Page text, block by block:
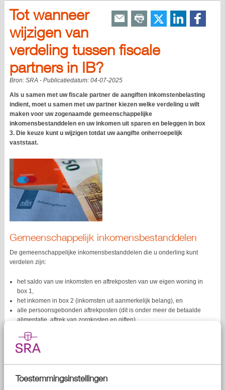
Toestemmingsinstellingen
Tot wanneer
wijzigen van
verdeling tussen fiscale
partners in IB?
Bron: SRA- Publicatiedatum: 04-07-2025
Als u samen met uw fiscale partner de aangiften inkomstenbelasting
indient, moet u samen met uw partner kiezen welke verdeling u wilt
maken voor uw zogenaamde gemeenschappelijke
inkomensbestanddelen en uw inkomen uit sparen en beleggen in box
3. Die keuze kunt u wijzigen totdat uw aangifte onherroepelijk
vaststaat.
Gemeenschappelijk inkomensbestanddelen
De gemeenschappelijke inkomensbestanddelen die u onderling kunt
verdelen zijn:
het saldo van uw inkomsten en aftrekposten van uw eigen woning in
box 1,
het inkomen in box 2 (inkomsten uit aanmerkelijk belang), en
alle persoonsgebonden aftrekposten (dit is onder meer de betaalde
alimentatie, aftrek van zorgkosten en giften).
Verdeling inkomen box 3
Naast de gemeenschappelijke inkomensbestanddelen mag u ook het